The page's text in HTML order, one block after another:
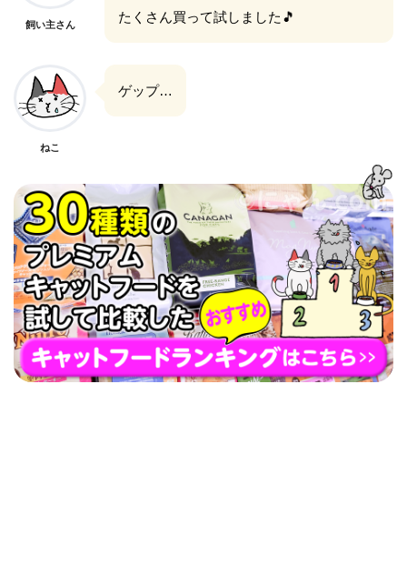
飼い主さん
たくさん買って試しました🎵
ねこ
ゲップ…